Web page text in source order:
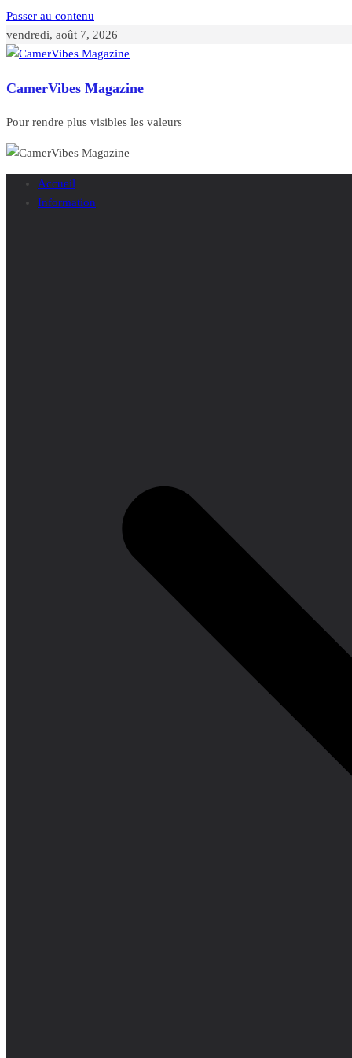
Passer au contenu
vendredi, août 7, 2026
CamerVibes Magazine
Pour rendre plus visibles les valeurs
Accueil
Information